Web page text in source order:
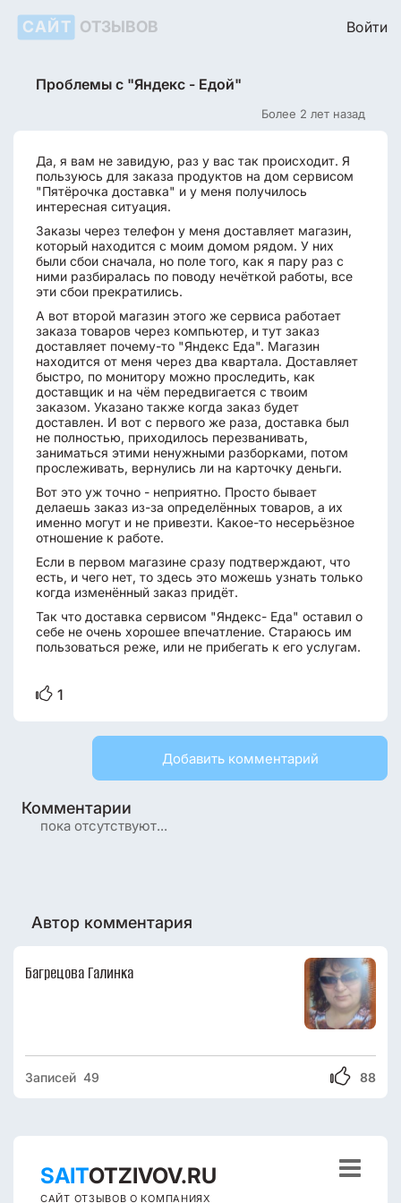
САЙТ ОТЗЫВОВ Войти
Проблемы с "Яндекс - Едой"
Более 2 лет назад
Да, я вам не завидую, раз у вас так происходит. Я
пользуюсь для заказа продуктов на дом сервисом
"Пятёрочка доставка" и у меня получилось
интересная ситуация.
Заказы через телефон у меня доставляет магазин,
который находится с моим домом рядом. У них
были сбои сначала, но поле того, как я пару раз с
ними разбиралась по поводу нечёткой работы, все
эти сбои прекратились.
А вот второй магазин этого же сервиса работает
заказа товаров через компьютер, и тут заказ
доставляет почему-то "Яндекс Еда". Магазин
находится от меня через два квартала. Доставляет
быстро, по монитору можно проследить, как
доставщик и на чём передвигается с твоим
заказом. Указано также когда заказ будет
доставлен. И вот с первого же раза, доставка был
не полностью, приходилось перезванивать,
заниматься этими ненужными разборками, потом
прослеживать, вернулись ли на карточку деньги.
Вот это уж точно - неприятно. Просто бывает
делаешь заказ из-за определённых товаров, а их
именно могут и не привезти. Какое-то несерьёзное
отношение к работе.
Если в первом магазине сразу подтверждают, что
есть, и чего нет, то здесь это можешь узнать только
когда изменённый заказ придёт.
Так что доставка сервисом "Яндекс- Еда" оставил о
себе не очень хорошее впечатление. Стараюсь им
пользоваться реже, или не прибегать к его услугам.
1
Добавить комментарий
Комментарии
пока отсутствуют...
Автор комментария
Багрецова Галинка
88
Записей 49
SAITOTZIVOV.RU
САЙТ ОТЗЫВОВ О КОМПАНИЯХ
